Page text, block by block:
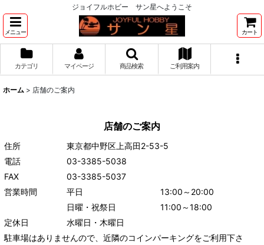
ジョイフルホビー サン星へようこそ
メニュー カート
カテゴリ マイページ 商品検索 ご利用案内
ホーム > 店舗のご案内
店舗のご案内
住所
東京都中野区上高田2-53-5
電話
03-3385-5038
FAX
03-3385-5037
営業時間
平日
13:00～20:00
日曜・祝祭日
11:00～18:00
定休日
水曜日・木曜日
駐車場はありませんので、近隣のコインパーキングをご利用下さ